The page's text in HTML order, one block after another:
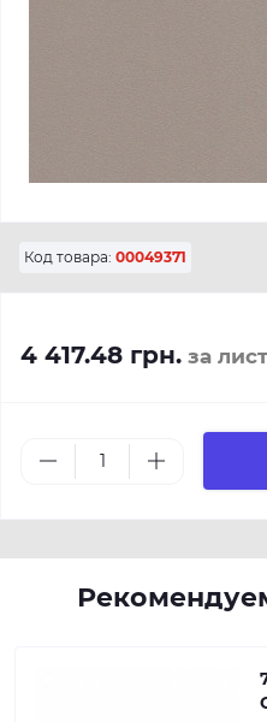
Код товара: 00049371
4 417.48 грн. за лист